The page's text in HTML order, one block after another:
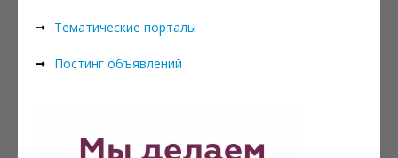
Тематические порталы
Постинг объявлений